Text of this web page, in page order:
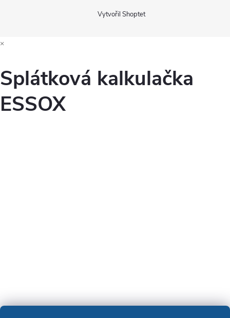
Vytvořil Shoptet
×
Splátková kalkulačka
ESSOX